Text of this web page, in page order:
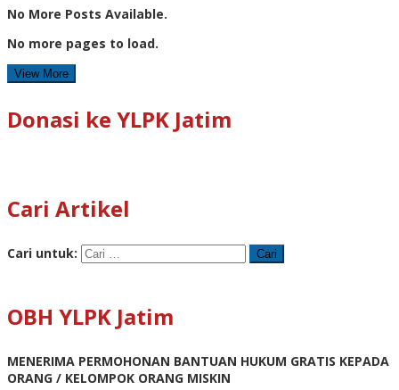
No More Posts Available.
No more pages to load.
View More
Donasi ke YLPK Jatim
Cari Artikel
Cari untuk:
OBH YLPK Jatim
MENERIMA PERMOHONAN BANTUAN HUKUM GRATIS KEPADA
ORANG / KELOMPOK ORANG MISKIN